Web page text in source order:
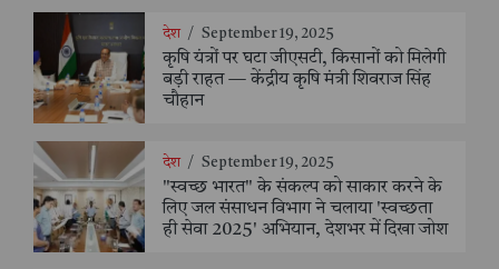
देश / September 19, 2025
कृषि यंत्रों पर घटा जीएसटी, किसानों को मिलेगी
बड़ी राहत — केंद्रीय कृषि मंत्री शिवराज सिंह
चौहान
देश / September 19, 2025
"स्वच्छ भारत" के संकल्प को साकार करने के
लिए जल संसाधन विभाग ने चलाया 'स्वच्छता
ही सेवा 2025' अभियान, देशभर में दिखा जोश